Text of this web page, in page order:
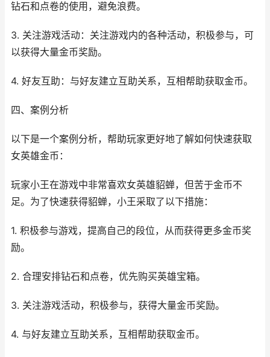
钻石和点卷的使用，避免浪费。
3. 关注游戏活动：关注游戏内的各种活动，积极参与，可
以获得大量金币奖励。
4. 好友互助：与好友建立互助关系，互相帮助获取金币。
四、案例分析
以下是一个案例分析，帮助玩家更好地了解如何快速获取
女英雄金币：
玩家小王在游戏中非常喜欢女英雄貂蝉，但苦于金币不
足。为了快速获得貂蝉，小王采取了以下措施：
1. 积极参与游戏，提高自己的段位，从而获得更多金币奖
励。
2. 合理安排钻石和点卷，优先购买英雄宝箱。
3. 关注游戏活动，积极参与，获得大量金币奖励。
4. 与好友建立互助关系，互相帮助获取金币。